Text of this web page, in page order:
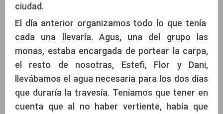
ciudad.
El día anterior organizamos todo lo que tenía
cada una llevaría. Agus, una del grupo las
monas, estaba encargada de portear la carpa,
el resto de nosotras, Estefi, Flor y Dani,
llevábamos el agua necesaria para los dos días
que duraría la travesía. Teníamos que tener en
cuenta que al no haber vertiente, había que